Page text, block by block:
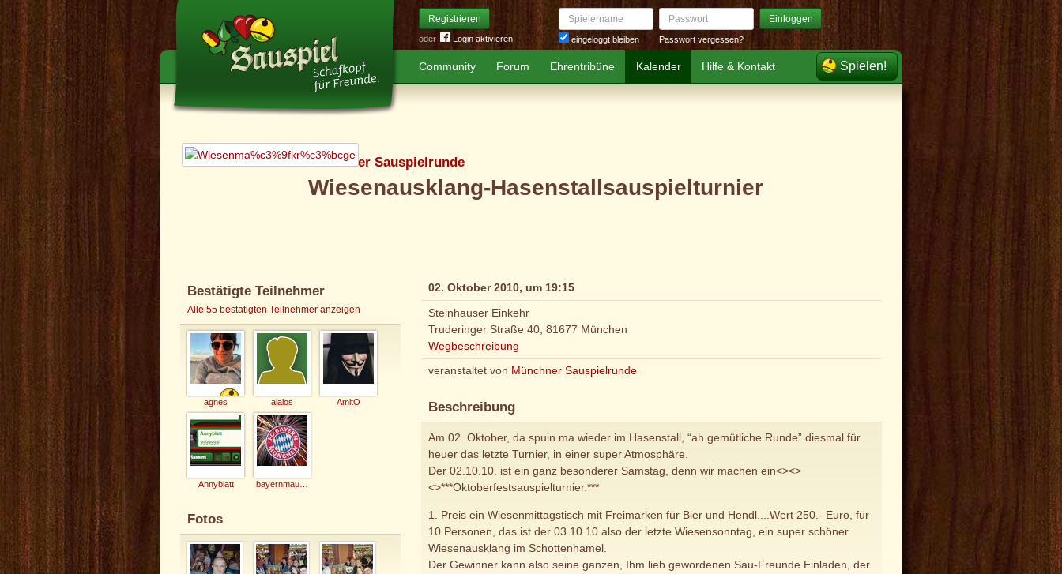
Registrieren
oder Login aktivieren
Spielername
eingeloggt bleiben
Passwort Einloggen
Passwort vergessen?
Community Forum Ehrentribüne Kalender Hilfe & Kontakt Spielen!
Münchner Sauspielrunde
Wiesenausklang-Hasenstallsauspielturnier
Bestätigte Teilnehmer
Alle 55 bestätigten Teilnehmer anzeigen
agnes alalos AmitO
Annyblatt
Fotos
02. Oktober 2010, um 19:15
Steinhauser Einkehr
Truderinger Straße 40, 81677 München
Wegbeschreibung
veranstaltet von Münchner Sauspielrunde
Beschreibung
Am 02. Oktober, da spuin ma wieder im Hasenstall, “ah gemütliche Runde” diesmal für
heuer das letzte Turnier, in einer super Atmosphäre.
Der 02.10.10. ist ein ganz besonderer Samstag, denn wir machen ein<><>
<>***Oktoberfestsauspielturnier.***
1. Preis ein Wiesenmittagstisch mit Freimarken für Bier und Hendl....Wert 250.- Euro, für
10 Personen, das ist der 03.10.10 also der letzte Wiesensonntag, ein super schöner
Wiesenausklang im Schottenhamel.
Der Gewinner kann also seine ganzen, Ihm lieb gewordenen Sau-Freunde Einladen, der